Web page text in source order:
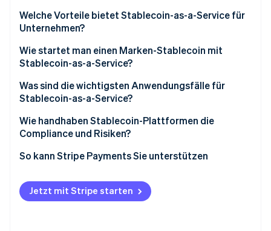
Stripe-Sessions 2026
Erfahren Sie, wie Stripe Lösungen für
Jetzt ansehen
Aufsichtsrechtliche Abdeckung
Intelligente Verträge
Integrationsprozess
Geschwindigkeit und Anpassung
On-Ramps/Off-Ramps und
Liquiditätsunterstützung
Welche Vorteile bietet Stablecoin-as-a-Service für
Unternehmen?
Wie startet man einen Marken-Stablecoin mit
Stablecoin-as-a-Service?
Was sind die wichtigsten Anwendungsfälle für
Stablecoin-as-a-Service?
Wie handhaben Stablecoin-Plattformen die
Compliance und Risiken?
KYC / AML beim Onboarding
Kontinuierliche Transaktionsüberwachung
Meldepflicht und Aufsicht
So kann Stripe Payments Sie unterstützen
Jetzt mit Stripe starten